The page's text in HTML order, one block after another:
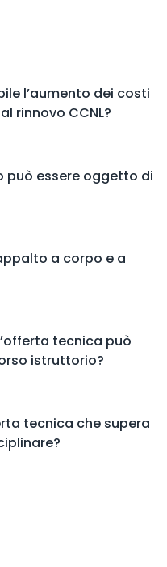
l’aumento dei costi
rinnovo CCNL?
può essere oggetto di
a corpo e a
tecnica può
istruttorio?
tecnica che supera